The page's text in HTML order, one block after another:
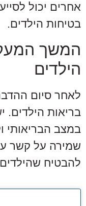
אחרים יכול
בטיחות הילדים.
המשך
הילדים
לאחר סיום
בריאות הילדים.
במצב הבריאותי
שמירה על קשר
להבטיח